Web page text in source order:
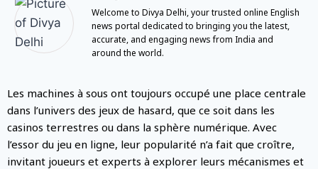
Welcome to Divya Delhi, your trusted online English
news portal dedicated to bringing you the latest,
accurate, and engaging news from India and
around the world.
Les machines à sous ont toujours occupé une place centrale
dans l’univers des jeux de hasard, que ce soit dans les
casinos terrestres ou dans la sphère numérique. Avec
l’essor du jeu en ligne, leur popularité n’a fait que croître,
invitant joueurs et experts à explorer leurs mécanismes et